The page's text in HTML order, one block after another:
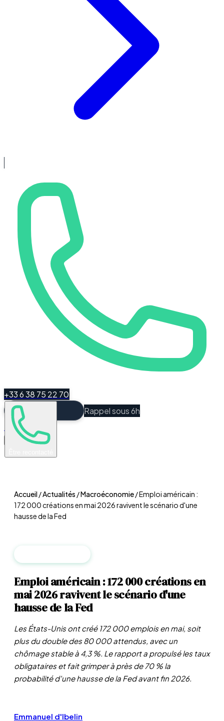
+33 6 38 75 22 70
Rappel sous 6h
Espace Client
Accueil/Actualités /Macroéconomie/Emploi américain :
172 000 créations en mai 2026 ravivent le scénario d'une
hausse de la Fed
Emploi américain : 172 000 créations en
mai 2026 ravivent le scénario d'une
hausse de la Fed
Les États-Unis ont créé 172 000 emplois en mai, soit
plus du double des 80 000 attendus, avec un
chômage stable à 4,3 %. Le rapport a propulsé les taux
obligataires et fait grimper à près de 70 % la
probabilité d'une hausse de la Fed avant fin 2026.
Emmanuel d'Ibelin